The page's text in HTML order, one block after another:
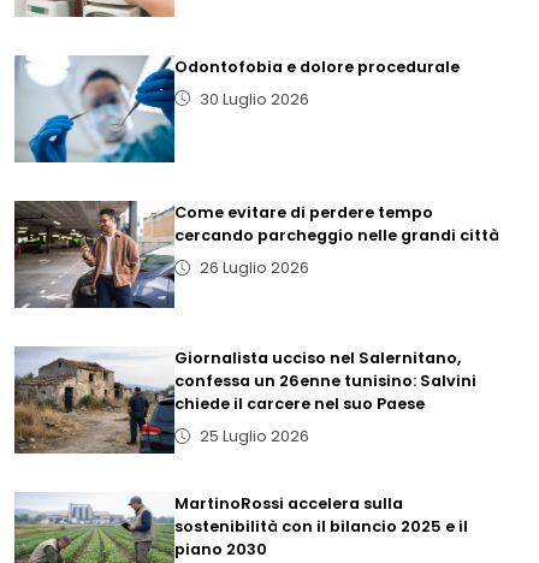
Odontofobia e dolore procedurale
30 Luglio 2026
Come evitare di perdere tempo
cercando parcheggio nelle grandi città
26 Luglio 2026
Giornalista ucciso nel Salernitano,
confessa un 26enne tunisino: Salvini
chiede il carcere nel suo Paese
25 Luglio 2026
MartinoRossi accelera sulla
sostenibilità con il bilancio 2025 e il
piano 2030